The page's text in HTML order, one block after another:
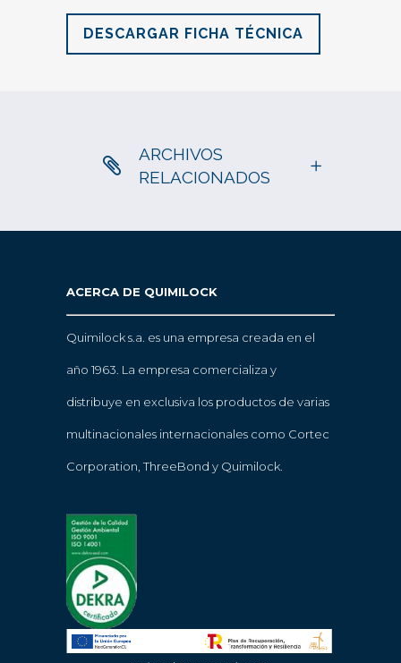
DESCARGAR FICHA TÉCNICA
ARCHIVOS
RELACIONADOS
ACERCA DE QUIMILOCK
Quimilock s.a. es una empresa creada en el
año 1963. La empresa comercializa y
distribuye en exclusiva los productos de varias
multinacionales internacionales como Cortec
Corporation, ThreeBond y Quimilock.